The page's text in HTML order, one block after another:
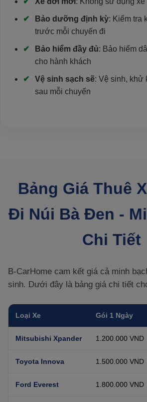
Bảo dưỡng định kỳ: Kiểm tra
trước mỗi chuyến đi
Bảo hiểm đầy đủ: Bảo hiểm
cho hành khách
Vệ sinh sạch sẽ: Vệ sinh, khử
sau mỗi chuyến
Bảng Giá Thuê
Đi Núi Bà Đen -
Chi Tiết
B-CarHome cam kết giá cả minh
sinh. Dưới đây là bảng giá chi tiết
Loại Xe Gói 1 Ngày
Mitsubishi Xpander 1.200.000 VND
Toyota Innova 1.500.000 VND
Ford Everest 1.800.000 VND